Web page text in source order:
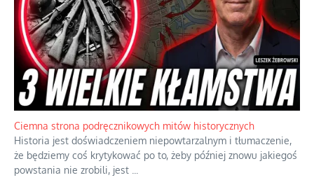
Ciemna strona podręcznikowych mitów historycznych
Historia jest doświadczeniem niepowtarzalnym i tłumaczenie,
że będziemy coś krytykować po to, żeby później znowu jakiegoś
powstania nie zrobili, jest